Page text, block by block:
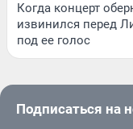
Когда концерт
извинился перед
под ее голос
Подписаться на